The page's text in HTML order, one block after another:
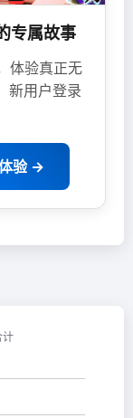
专属故事
体验真正无
新用户登录
验 →